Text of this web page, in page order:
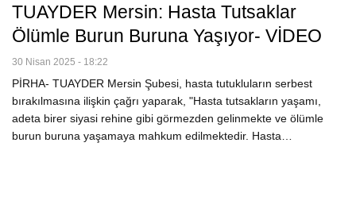
TUAYDER Mersin: Hasta Tutsaklar
Ölümle Burun Buruna Yaşıyor- VİDEO
30 Nisan 2025 - 18:22
PİRHA- TUAYDER Mersin Şubesi, hasta tutukluların serbest
bırakılmasına ilişkin çağrı yaparak, "Hasta tutsakların yaşamı,
adeta birer siyasi rehine gibi görmezden gelinmekte ve ölümle
burun buruna yaşamaya mahkum edilmektedir. Hasta…